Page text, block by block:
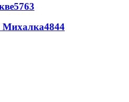
5763
Михалка4844